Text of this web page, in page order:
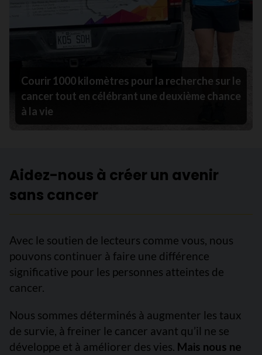
Courir 1000 kilomètres pour la recherche sur le
cancer tout en célébrant une deuxième chance
à la vie
Aidez-nous à créer un avenir
sans cancer
Avec le soutien de lecteurs comme vous, nous
pouvons continuer à faire une différence
significative pour les personnes atteintes de
cancer.
Nous sommes déterminés à augmenter les taux
de survie, à freiner le cancer avant qu’il ne se
développe et à améliorer des vies. Mais nous ne